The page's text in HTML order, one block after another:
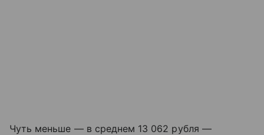
Чуть меньше — в среднем 13 062 рубля —